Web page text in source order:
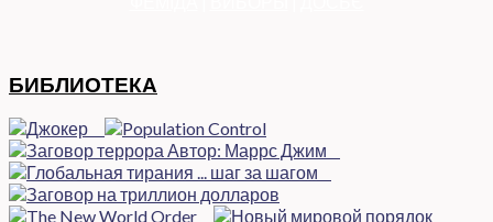
БИБЛИОТЕКА